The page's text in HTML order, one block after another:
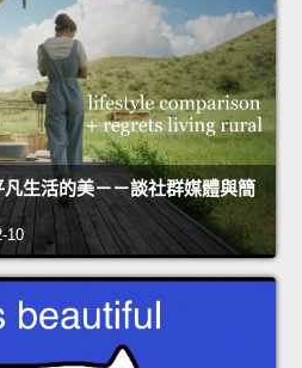
凡生活的美－－談社群媒體與簡
10